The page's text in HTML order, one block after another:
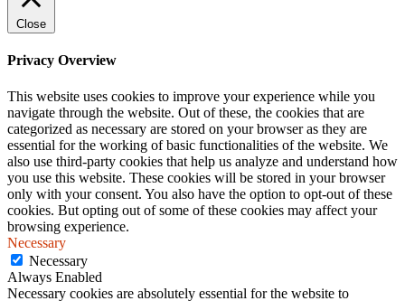
Close
Privacy Overview
This website uses cookies to improve your experience while you
navigate through the website. Out of these, the cookies that are
categorized as necessary are stored on your browser as they are
essential for the working of basic functionalities of the website. We
also use third-party cookies that help us analyze and understand how
you use this website. These cookies will be stored in your browser
only with your consent. You also have the option to opt-out of these
cookies. But opting out of some of these cookies may affect your
browsing experience.
Necessary
Necessary
Always Enabled
Necessary cookies are absolutely essential for the website to